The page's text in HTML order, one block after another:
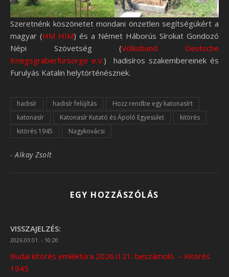
Szeretnénk köszönetet mondani önzetlen segítségükért a
magyar (HM HIM) és a Német Háborús Sírokat Gondozó
Népi Szövetség (Volksbund Deutsche
Kriegsgräberfürsorge e.V.) hadisíros szakembereinek és
Furulyás Katalin helytörténésznek.
hadisír hadisír felújítás
Hozz rendbe egy katonasírt
katonasír
Katonasír Kutató és Ápoló Egyesület
kitörés
kitörés 1945
Nagykovácsi
- Alkay Zsolt
EGY HOZZÁSZÓLÁS
VISSZAJELZÉS:
2026.03.01. - 10:20
Budai kitörés emléktúra 2026.II.21. beszámoló – Kitörés
1945